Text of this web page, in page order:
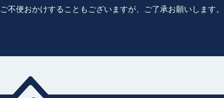
ご不便おかけすることもございますが、ご了承お願いします。